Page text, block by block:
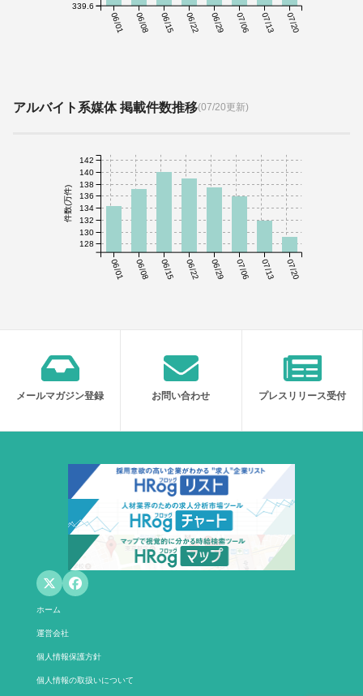
06/01 06/08 06/15 06/22 06/29 07/06 07/13 07/20
339.6
アルバイト系媒体 掲載件数推移(07/20更新)
06/01 06/08 06/15 06/22 06/29 07/06 07/13 07/20
件数(万件)
128
130
132
134
136
138
140
142
メールマガジン登録 お問い合わせ プレスリリース受付
ホーム
運営会社
個人情報保護方針
個人情報の取扱いについて